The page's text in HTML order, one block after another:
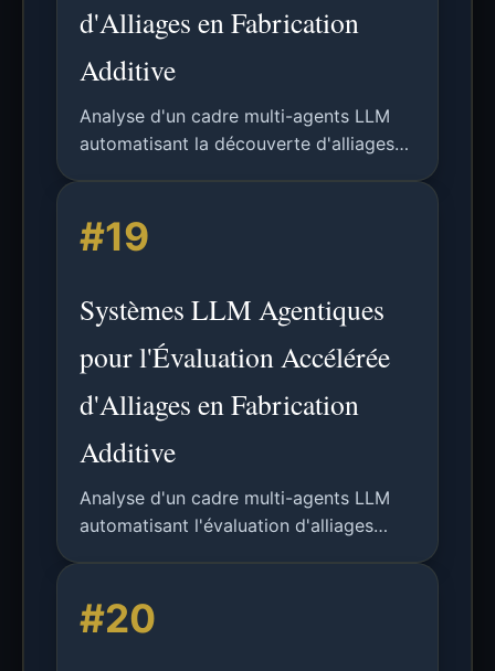
d'Alliages en Fabrication
Additive
Analyse d'un cadre multi-agents LLM
automatisant la découverte d'alliages
et prise de décision autonome.
#19
Systèmes LLM Agentiques
pour l'Évaluation Accélérée
d'Alliages en Fabrication
Additive
Analyse d'un cadre multi-agents LLM
automatisant l'évaluation d'alliages
prédiction de défauts.
#20